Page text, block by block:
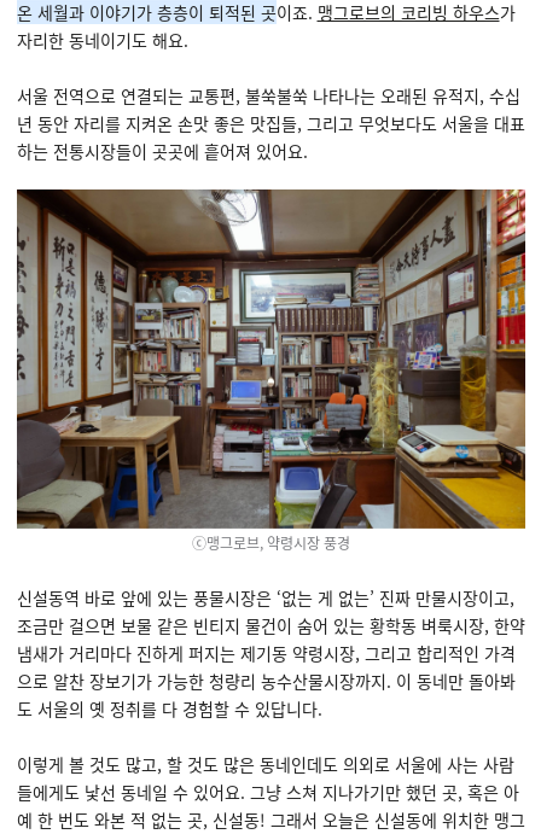
온 세월과 이야기가 층층이 퇴적된 곳이죠. 맹그로브의 코리빙 하우스가
자리한 동네이기도 해요.
서울 전역으로 연결되는 교통편, 불쑥불쑥 나타나는 오래된 유적지, 수십
년 동안 자리를 지켜온 손맛 좋은 맛집들, 그리고 무엇보다도 서울을 대표
하는 전통시장들이 곳곳에 흩어져 있어요.
ⓒ맹그로브, 약령시장 풍경
신설동역 바로 앞에 있는 풍물시장은 ‘없는 게 없는’ 진짜 만물시장이고,
조금만 걸으면 보물 같은 빈티지 물건이 숨어 있는 황학동 벼룩시장, 한약
냄새가 거리마다 진하게 퍼지는 제기동 약령시장, 그리고 합리적인 가격
으로 알찬 장보기가 가능한 청량리 농수산물시장까지. 이 동네만 돌아봐
도 서울의 옛 정취를 다 경험할 수 있답니다.
이렇게 볼 것도 많고, 할 것도 많은 동네인데도 의외로 서울에 사는 사람
들에게도 낯선 동네일 수 있어요. 그냥 스쳐 지나가기만 했던 곳, 혹은 아
예 한 번도 와본 적 없는 곳, 신설동! 그래서 오늘은 신설동에 위치한 맹그